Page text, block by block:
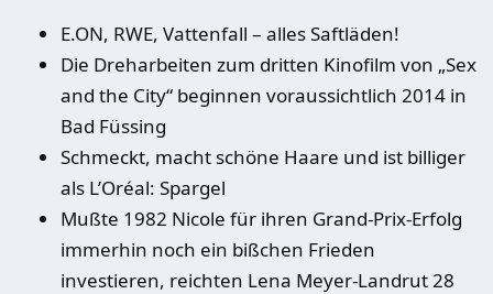
E.ON, RWE, Vattenfall – alles Saftläden!
Die Dreharbeiten zum dritten Kinofilm von „Sex
and the City“ beginnen voraussichtlich 2014 in
Bad Füssing
Schmeckt, macht schöne Haare und ist billiger
als L’Oréal: Spargel
Mußte 1982 Nicole für ihren Grand-Prix-Erfolg
immerhin noch ein bißchen Frieden
investieren, reichten Lena Meyer-Landrut 28